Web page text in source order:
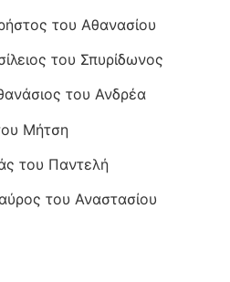
του Αθανασίου
του Σπυρίδωνος
του Ανδρέα
Μήτση
του Παντελή
του Αναστασίου